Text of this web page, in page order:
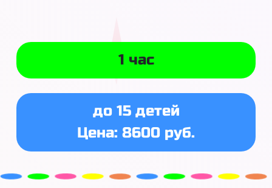
1 час
до 15 детей
Цена: 8600 руб.